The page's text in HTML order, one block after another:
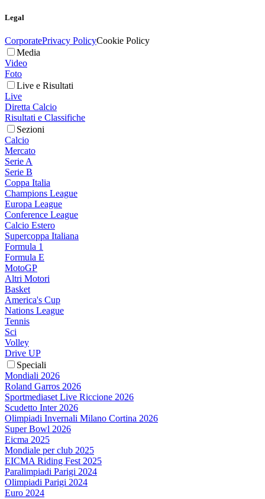
Legal
CorporatePrivacy PolicyCookie Policy
Media
Video
Foto
Live e Risultati
Live
Diretta Calcio
Risultati e Classifiche
Sezioni
Calcio
Mercato
Serie A
Serie B
Coppa Italia
Champions League
Europa League
Conference League
Calcio Estero
Supercoppa Italiana
Formula 1
Formula E
MotoGP
Altri Motori
Basket
America's Cup
Nations League
Tennis
Sci
Volley
Drive UP
Speciali
Mondiali 2026
Roland Garros 2026
Sportmediaset Live Riccione 2026
Scudetto Inter 2026
Olimpiadi Invernali Milano Cortina 2026
Super Bowl 2026
Eicma 2025
Mondiale per club 2025
EICMA Riding Fest 2025
Paralimpiadi Parigi 2024
Olimpiadi Parigi 2024
Euro 2024